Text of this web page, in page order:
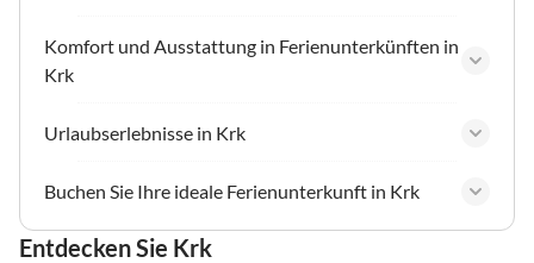
Komfort und Ausstattung in Ferienunterkünften in
Krk
Urlaubserlebnisse in Krk
Buchen Sie Ihre ideale Ferienunterkunft in Krk
Entdecken Sie Krk